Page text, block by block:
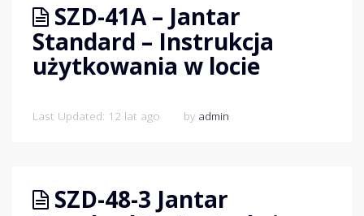
SZD-41A – Jantar
Standard – Instrukcja
użytkowania w locie
Last Updated: 12 lat ago by admin
SZD-48-3 Jantar